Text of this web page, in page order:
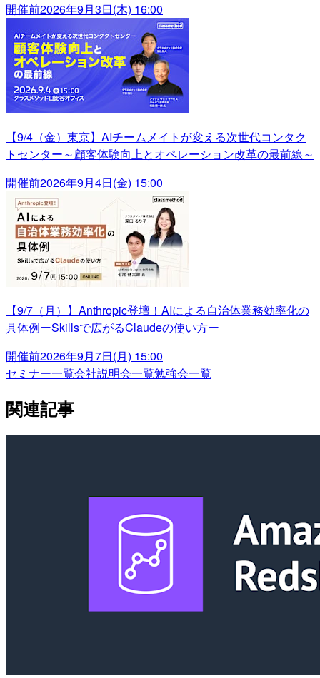
開催前2026年9月3日(木) 16:00
【9/4（金）東京】AIチームメイトが変える次世代コンタク
トセンター～顧客体験向上とオペレーション改革の最前線～
開催前2026年9月4日(金) 15:00
【9/7（月）】Anthropic登壇！AIによる自治体業務効率化の
具体例ーSkillsで広がるClaudeの使い方ー
開催前2026年9月7日(月) 15:00
セミナー一覧会社説明会一覧勉強会一覧
関連記事